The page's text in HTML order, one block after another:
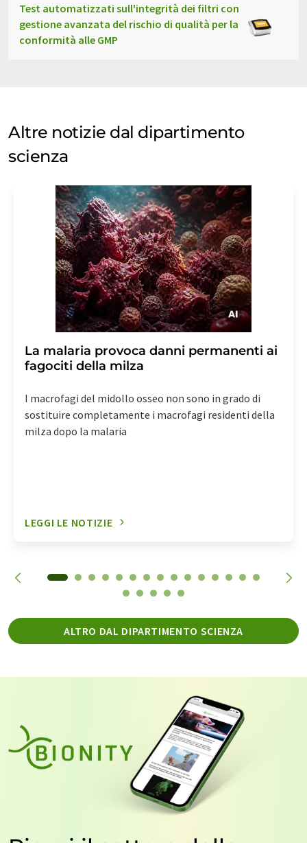
Test automatizzati sull'integrità dei filtri con
gestione avanzata del rischio di qualità per la
conformità alle GMP
Altre notizie dal dipartimento
scienza
La malaria provoca danni permanenti ai
fagociti della milza
I macrofagi del midollo osseo non sono in grado di
sostituire completamente i macrofagi residenti della
milza dopo la malaria
LEGGI LE NOTIZIE
ALTRO DAL DIPARTIMENTO SCIENZA